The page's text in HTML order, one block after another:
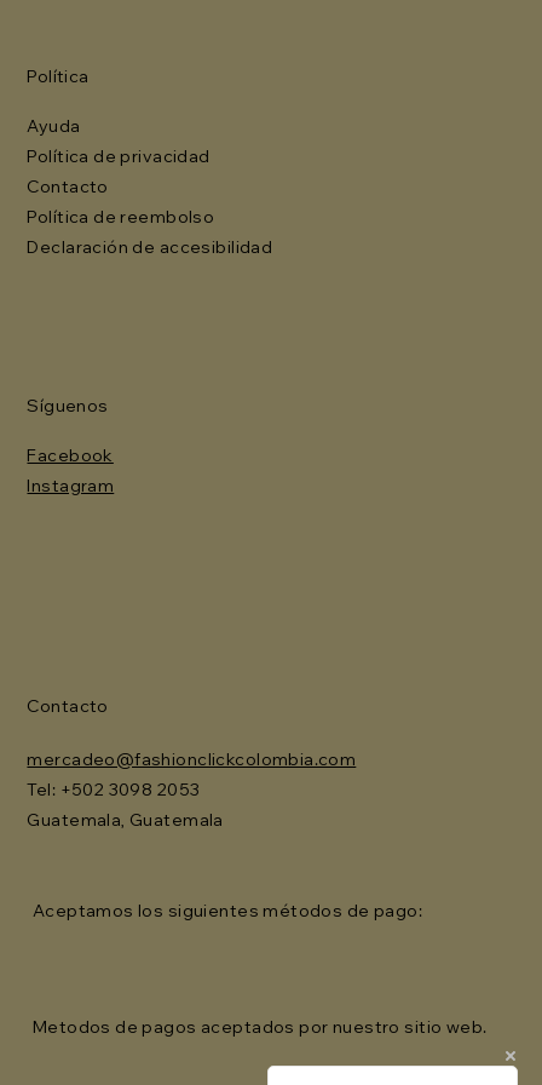
Política
Ayuda
Política de privacidad
Contacto
Política de reembolso
Declaración de accesibilidad
Síguenos
Facebook
Instagram
Contacto
mercadeo@fashionclickcolombia.com
Tel: ‪+502 3098 2053‬
Guatemala, Guatemala
Aceptamos los siguientes métodos de pago:
Metodos de pagos aceptados por nuestro sitio web.